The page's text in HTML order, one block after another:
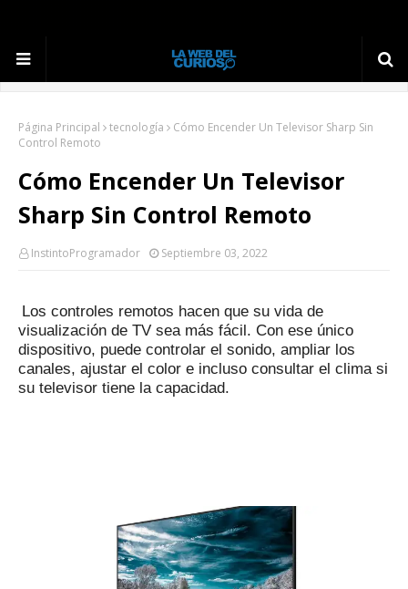
Página Principal tecnología
Cómo Encender Un Televisor Sharp Sin
Control Remoto
Cómo Encender Un Televisor
Sharp Sin Control Remoto
InstintoProgramador Septiembre 03, 2022
Los controles remotos hacen que su vida de
visualización de TV sea más fácil. Con ese único
dispositivo, puede controlar el sonido, ampliar los
canales, ajustar el color e incluso consultar el clima si
su televisor tiene la capacidad.